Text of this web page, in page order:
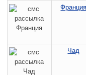
Франция
Чад